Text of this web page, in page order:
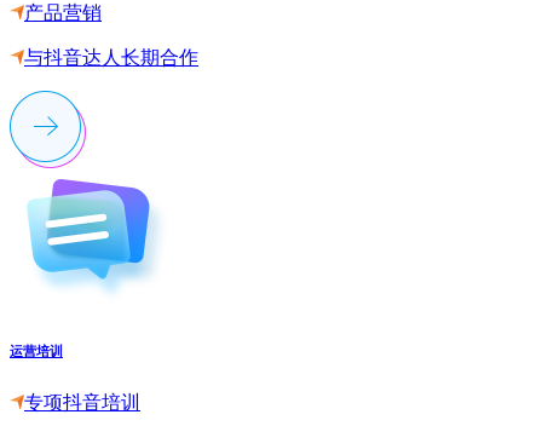
产品营销
与抖音达人长期合作
运营培训
专项抖音培训